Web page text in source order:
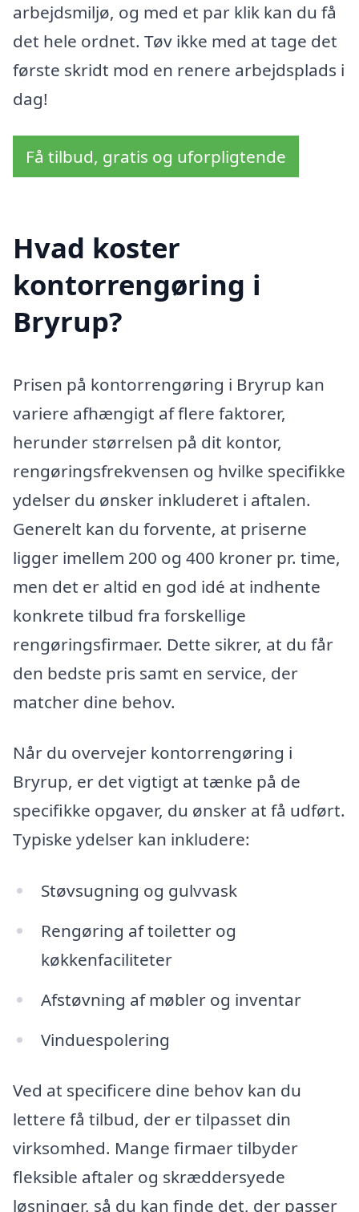
arbejdsmiljø, og med et par klik kan du få
det hele ordnet. Tøv ikke med at tage det
første skridt mod en renere arbejdsplads i
dag!
Få tilbud, gratis og uforpligtende
Hvad koster
kontorrengøring i
Bryrup?
Prisen på kontorrengøring i Bryrup kan
variere afhængigt af flere faktorer,
herunder størrelsen på dit kontor,
rengøringsfrekvensen og hvilke specifikke
ydelser du ønsker inkluderet i aftalen.
Generelt kan du forvente, at priserne
ligger imellem 200 og 400 kroner pr. time,
men det er altid en god idé at indhente
konkrete tilbud fra forskellige
rengøringsfirmaer. Dette sikrer, at du får
den bedste pris samt en service, der
matcher dine behov.
Når du overvejer kontorrengøring i
Bryrup, er det vigtigt at tænke på de
specifikke opgaver, du ønsker at få udført.
Typiske ydelser kan inkludere:
Støvsugning og gulvvask
Rengøring af toiletter og
køkkenfaciliteter
Afstøvning af møbler og inventar
Vinduespolering
Ved at specificere dine behov kan du
lettere få tilbud, der er tilpasset din
virksomhed. Mange firmaer tilbyder
fleksible aftaler og skræddersyede
løsninger, så du kan finde det, der passer